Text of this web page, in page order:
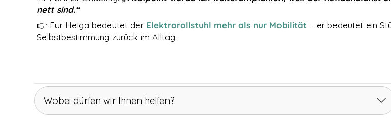
nett sind.“
👉 Für Helga bedeutet der Elektrorollstuhl mehr als nur Mobilität – er bedeutet ein
Selbstbestimmung zurück im Alltag.
Wobei dürfen wir Ihnen helfen?
gemäß Art. 6
Abs. 1 S. 1 lit. f)
entsprechen.
Funktionalität
und die
Struktur der
Website